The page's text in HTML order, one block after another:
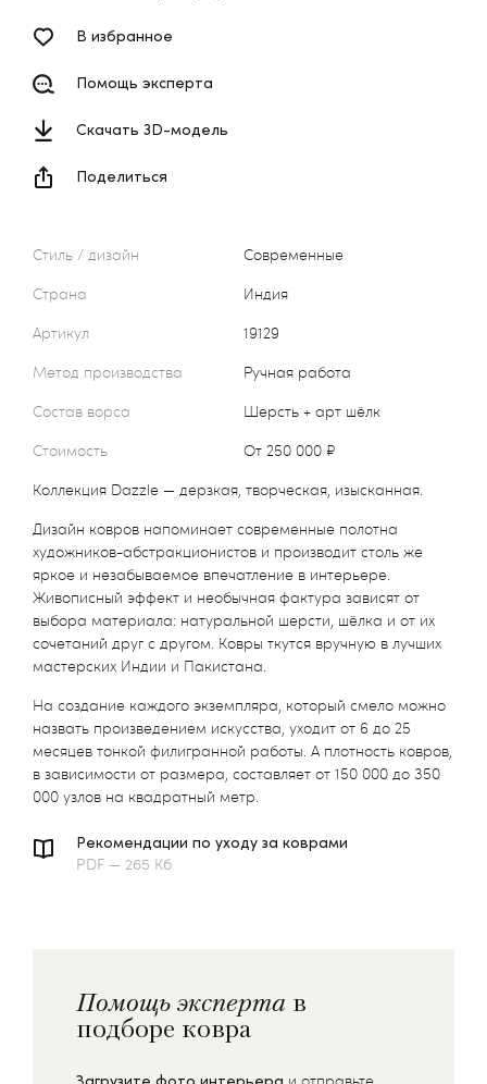
Стиль / дизайн
Современные
Страна
Индия
Артикул
19129
Метод производства
Ручная работа
Состав ворса
Шерсть + арт шёлк
Стоимость
от 250 000 ₽
Коллекция Dazzle — дерзкая, творческая, изысканная.
Дизайн ковров напоминает современные полотна
художников-абстракционистов и производит столь же
яркое и незабываемое впечатление в интерьере.
Живописный эффект и необычная фактура зависят от
выбора материала: натуральной шерсти, шёлка и от их
сочетаний друг с другом. Ковры ткутся вручную в лучших
мастерских Индии и Пакистана.
На создание каждого экземпляра, который смело можно
назвать произведением искусства, уходит от 6 до 25
месяцев тонкой филигранной работы. А плотность ковров,
в зависимости от размера, составляет от 150 000 до 350
000 узлов на квадратный метр.
Рекомендации по уходу за коврами
PDF — 265 Кб
В избранное
Помощь эксперта
Скачать 3D-модель
Поделиться
Помощь эксперта в
подборе ковра